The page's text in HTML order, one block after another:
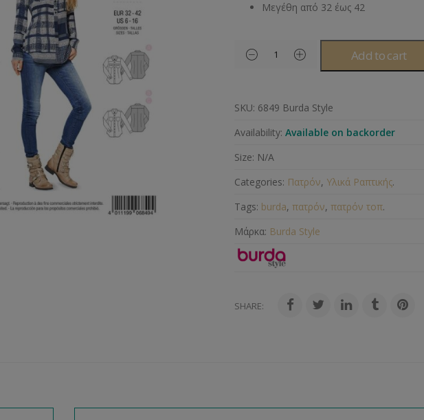
Άλλα Υλικά
Μεγέθη από 32 έως 42
Add to cart
SKU: 6849 Burda Style
Availability: Available on backorder
Size: N/A
Categories: Πατρόν, Υλικά Ραπτικής.
Tags: burda,πατρόν,πατρόν τοπ.
Μάρκα: Burda Style
SHARE: